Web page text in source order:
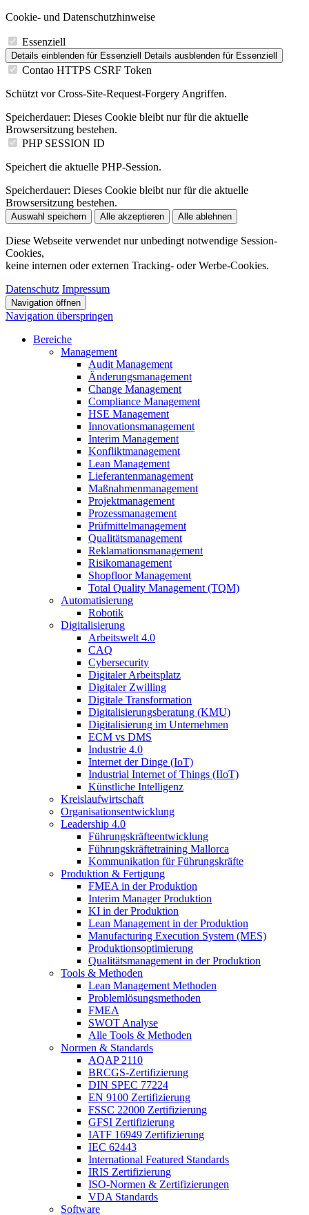
Cookie- und Datenschutzhinweise
Essenziell
Details einblenden für Essenziell Details ausblenden für Essenziell
Contao HTTPS CSRF Token
Schützt vor Cross-Site-Request-Forgery Angriffen.
Speicherdauer: Dieses Cookie bleibt nur für die aktuelle
Browsersitzung bestehen.
PHP SESSION ID
Speichert die aktuelle PHP-Session.
Speicherdauer: Dieses Cookie bleibt nur für die aktuelle
Browsersitzung bestehen.
Auswahl speichern Alle akzeptieren Alle ablehnen
Diese Webseite verwendet nur unbedingt notwendige Session-
Cookies,
keine internen oder externen Tracking- oder Werbe-Cookies.
Datenschutz Impressum
Navigation öffnen
Navigation überspringen
Bereiche
Management
Audit Management
Änderungsmanagement
Change Management
Compliance Management
HSE Management
Innovationsmanagement
Interim Management
Konfliktmanagement
Lean Management
Lieferantenmanagement
Maßnahmenmanagement
Projektmanagement
Prozessmanagement
Prüfmittelmanagement
Qualitätsmanagement
Reklamationsmanagement
Risikomanagement
Shopfloor Management
Total Quality Management (TQM)
Automatisierung
Robotik
Digitalisierung
Arbeitswelt 4.0
CAQ
Cybersecurity
Digitaler Arbeitsplatz
Digitaler Zwilling
Digitale Transformation
Digitalisierungsberatung (KMU)
Digitalisierung im Unternehmen
ECM vs DMS
Industrie 4.0
Internet der Dinge (IoT)
Industrial Internet of Things (IIoT)
Künstliche Intelligenz
Kreislaufwirtschaft
Organisationsentwicklung
Leadership 4.0
Führungskräfteentwicklung
Führungskräftetraining Mallorca
Kommunikation für Führungskräfte
Produktion & Fertigung
FMEA in der Produktion
Interim Manager Produktion
KI in der Produktion
Lean Management in der Produktion
Manufacturing Execution System (MES)
Produktionsoptimierung
Qualitätsmanagement in der Produktion
Tools & Methoden
Lean Management Methoden
Problemlösungsmethoden
FMEA
SWOT Analyse
Alle Tools & Methoden
Normen & Standards
AQAP 2110
BRCGS-Zertifizierung
DIN SPEC 77224
EN 9100 Zertifizierung
FSSC 22000 Zertifizierung
GFSI Zertifizierung
IATF 16949 Zertifizierung
IEC 62443
International Featured Standards
IRIS Zertifizierung
ISO-Normen & Zertifizierungen
VDA Standards
Software